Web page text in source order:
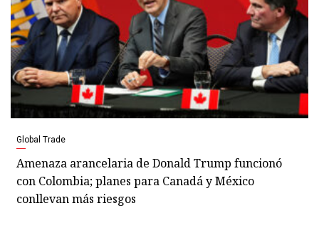
Global Trade
Amenaza arancelaria de Donald Trump funcionó
con Colombia; planes para Canadá y México
conllevan más riesgos